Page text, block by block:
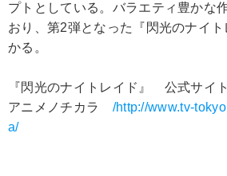
プトとしている。バラエティ豊かな
おり、第2弾となった『閃光のナイ
かる。
『閃光のナイトレイド』 公式サイ
アニメノチカラ /http://www.tv-
a/